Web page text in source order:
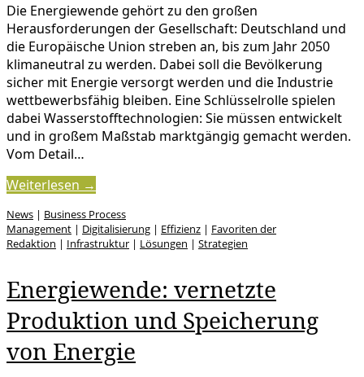
Die Energiewende gehört zu den großen
Herausforderungen der Gesellschaft: Deutschland und
die Europäische Union streben an, bis zum Jahr 2050
klimaneutral zu werden. Dabei soll die Bevölkerung
sicher mit Energie versorgt werden und die Industrie
wettbewerbsfähig bleiben. Eine Schlüsselrolle spielen
dabei Wasserstofftechnologien: Sie müssen entwickelt
und in großem Maßstab marktgängig gemacht werden.
Vom Detail…
Weiterlesen →
News | Business Process
Management | Digitalisierung | Effizienz | Favoriten der
Redaktion | Infrastruktur | Lösungen | Strategien
Energiewende: vernetzte
Produktion und Speicherung
von Energie